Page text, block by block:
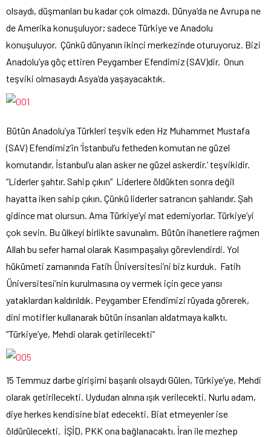
olsaydı, düşmanları bu kadar çok olmazdı. Dünya’da ne Avrupa ne
de Amerika konuşuluyor; sadece Türkiye ve Anadolu
konuşuluyor. Çünkü dünyanın ikinci merkezinde oturuyoruz. Bizi
Anadolu’ya göç ettiren Peygamber Efendimiz (SAV)dir. Onun
teşviki olmasaydı Asya’da yaşayacaktık.
Bütün Anadolu’ya Türkleri teşvik eden Hz Muhammet Mustafa
(SAV) Efendimiz’in ‘İstanbul’u fetheden komutan ne güzel
komutandır, İstanbul’u alan asker ne güzel askerdir.’ teşvikidir.
“Liderler şahtır. Sahip çıkın” Liderlere öldükten sonra değil
hayatta iken sahip çıkın. Çünkü liderler satrancın şahlarıdır. Şah
gidince mat olursun. Ama Türkiye’yi mat edemiyorlar. Türkiye’yi
çok sevin. Bu ülkeyi birlikte savunalım. Bütün ihanetlere rağmen
Allah bu sefer hamal olarak Kasımpaşalıyı görevlendirdi. Yol
hükümeti zamanında Fatih Üniversitesi’ni biz kurduk. Fatih
Üniversitesi’nin kurulmasına oy vermek için gece yarısı
yataklardan kaldırıldık. Peygamber Efendimizi rüyada görerek,
dini motifler kullanarak bütün insanları aldatmaya kalktı.
“Türkiye’ye, Mehdi olarak getirilecekti”
15 Temmuz darbe girişimi başarılı olsaydı Gülen, Türkiye’ye, Mehdi
olarak getirilecekti. Uydudan alnına ışık verilecekti. Nurlu adam,
diye herkes kendisine biat edecekti. Biat etmeyenler ise
öldürülecekti. İŞİD, PKK ona bağlanacaktı. İran ile mezhep